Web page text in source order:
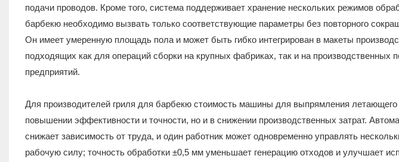
подачи проводов. Кроме того, система поддерживает хранение нескольких режимов
барбекю необходимо вызвать только соответствующие параметры без повторного
Он имеет умеренную площадь пола и может быть гибко интегрирован в макеты
подходящих как для операций сборки на крупных фабриках, так и на производственных
предприятий.
Для производителей гриля для барбекю стоимость машины для выпрямления летающего
повышении эффективности и точности, но и в снижении производственных затрат.
снижает зависимость от труда, и один работник может одновременно управлять
рабочую силу; точность обработки ±0,5 мм уменьшает генерацию отходов и улучшает